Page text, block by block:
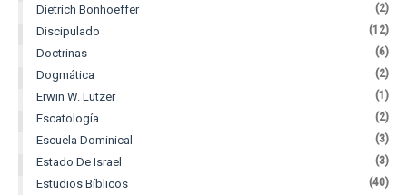
Dietrich Bonhoeffer (2)
Discipulado (12)
Doctrinas (6)
Dogmática (2)
Erwin W. Lutzer (1)
Escatología (2)
Escuela Dominical (3)
Estado De Israel (3)
Estudios Bíblicos (40)